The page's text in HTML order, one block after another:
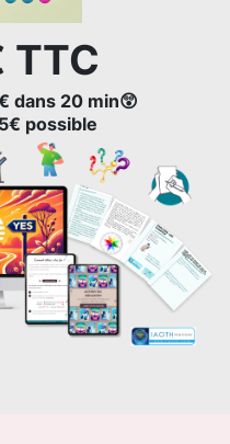
dans 20 min😲
possible